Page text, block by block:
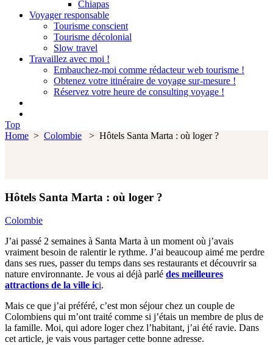
Chiapas
Voyager responsable
Tourisme conscient
Tourisme décolonial
Slow travel
Travaillez avec moi !
Embauchez-moi comme rédacteur web tourisme !
Obtenez votre itinéraire de voyage sur-mesure !
Réservez votre heure de consulting voyage !
Top
Home > Colombie > Hôtels Santa Marta : où loger ?
Hôtels Santa Marta : où loger ?
Colombie
J’ai passé 2 semaines à Santa Marta à un moment où j’avais
vraiment besoin de ralentir le rythme. J’ai beaucoup aimé me perdre
dans ses rues, passer du temps dans ses restaurants et découvrir sa
nature environnante. Je vous ai déjà parlé des meilleures
attractions de la ville ici.
Mais ce que j’ai préféré, c’est mon séjour chez un couple de
Colombiens qui m’ont traité comme si j’étais un membre de plus de
la famille. Moi, qui adore loger chez l’habitant, j’ai été ravie. Dans
cet article, je vais vous partager cette bonne adresse.